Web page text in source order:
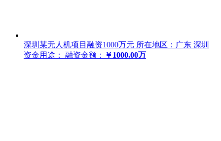
深圳某无人机项目融资1000万元 所在地区：广东 深圳
资金用途：
融资金额： ￥1000.00万